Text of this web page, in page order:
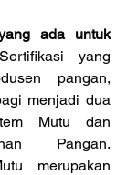
ada untuk
Sertifikasi yang
pangan,
menjadi dua
Mutu dan
Pangan.
merupakan